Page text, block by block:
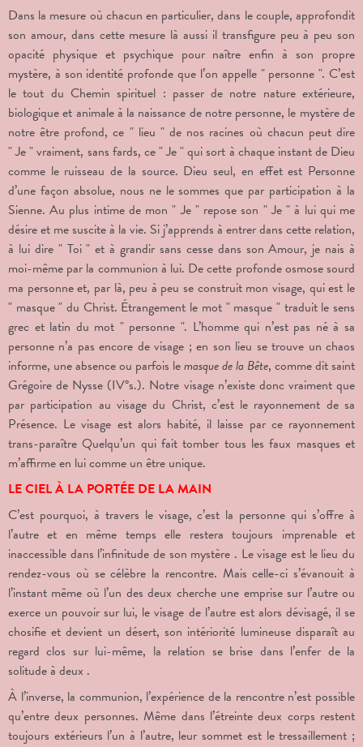
Dans la mesure où chacun en particulier, dans le couple, approfondit
son amour, dans cette mesure là aussi il transfigure peu à peu son
opacité physique et psychique pour naître enfin à son propre
mystère, à son identité profonde que l’on appelle " personne ". C’est
le tout du Chemin spirituel : passer de notre nature extérieure,
biologique et animale à la naissance de notre personne, le mystère de
notre être profond, ce " lieu " de nos racines où chacun peut dire
" Je " vraiment, sans fards, ce " Je " qui sort à chaque instant de Dieu
comme le ruisseau de la source. Dieu seul, en effet est Personne
d’une façon absolue, nous ne le sommes que par participation à la
Sienne. Au plus intime de mon " Je " repose son " Je " à lui qui me
désire et me suscite à la vie. Si j’apprends à entrer dans cette relation,
à lui dire " Toi " et à grandir sans cesse dans son Amour, je nais à
moi-même par la communion à lui. De cette profonde osmose sourd
ma personne et, par là, peu à peu se construit mon visage, qui est le
" masque " du Christ. Étrangement le mot " masque " traduit le sens
grec et latin du mot " personne ". L’homme qui n’est pas né à sa
personne n’a pas encore de visage ; en son lieu se trouve un chaos
informe, une absence ou parfois lemasque de la Bête, comme dit saint
Grégoire de Nysse (IV°s.). Notre visage n’existe donc vraiment que
par participation au visage du Christ, c’est le rayonnement de sa
Présence. Le visage est alors habité, il laisse par ce rayonnement
trans-paraître Quelqu’un qui fait tomber tous les faux masques et
m’affirme en lui comme un être unique.
LE CIEL À LA PORTÉE DE LA MAIN
C’est pourquoi, à travers le visage, c’est la personne qui s’offre à
l’autre et en même temps elle restera toujours imprenable et
inaccessible dans l’infinitude de son mystère . Le visage est le lieu du
rendez-vous où se célèbre la rencontre. Mais celle-ci s’évanouit à
l’instant même où l’un des deux cherche une emprise sur l’autre ou
exerce un pouvoir sur lui, le visage de l’autre est alors dévisagé, il se
chosifie et devient un désert, son intériorité lumineuse disparaît au
regard clos sur lui-même, la relation se brise dans l’enfer de la
solitude à deux .
À l’inverse, la communion, l’expérience de la rencontre n’est possible
qu’entre deux personnes. Même dans l’étreinte deux corps restent
toujours extérieurs l’un à l’autre, leur sommet est le tressaillement ;